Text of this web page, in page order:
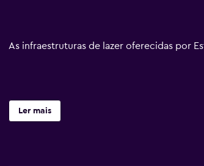
As infraestruturas de lazer oferecidas por
Ler mais